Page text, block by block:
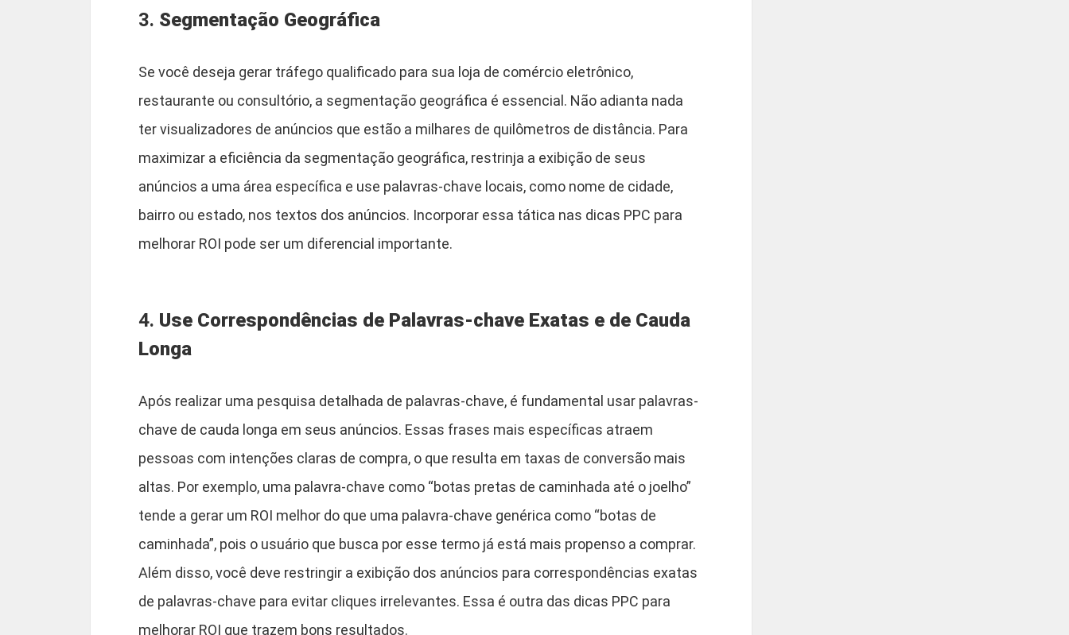
3. Segmentação Geográfica
Se você deseja gerar tráfego qualificado para sua loja de comércio eletrônico,
restaurante ou consultório, a segmentação geográfica é essencial. Não adianta nada
ter visualizadores de anúncios que estão a milhares de quilômetros de distância. Para
maximizar a eficiência da segmentação geográfica, restrinja a exibição de seus
anúncios a uma área específica e use palavras-chave locais, como nome de cidade,
bairro ou estado, nos textos dos anúncios. Incorporar essa tática nas dicas PPC para
melhorar ROI pode ser um diferencial importante.
4. Use Correspondências de Palavras-chave Exatas e de Cauda
Longa
Após realizar uma pesquisa detalhada de palavras-chave, é fundamental usar palavras-
chave de cauda longa em seus anúncios. Essas frases mais específicas atraem
pessoas com intenções claras de compra, o que resulta em taxas de conversão mais
altas. Por exemplo, uma palavra-chave como “botas pretas de caminhada até o joelho”
tende a gerar um ROI melhor do que uma palavra-chave genérica como “botas de
caminhada”, pois o usuário que busca por esse termo já está mais propenso a comprar.
Além disso, você deve restringir a exibição dos anúncios para correspondências exatas
de palavras-chave para evitar cliques irrelevantes. Essa é outra das dicas PPC para
melhorar ROI que trazem bons resultados.